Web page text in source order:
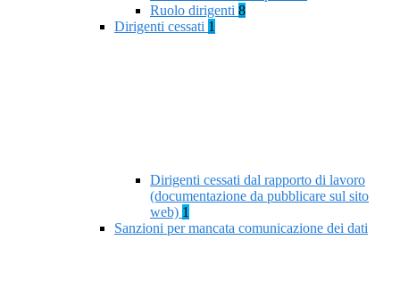
Ruolo dirigenti 8
Dirigenti cessati 1
Dirigenti cessati dal rapporto di lavoro
(documentazione da pubblicare sul sito
web) 1
Sanzioni per mancata comunicazione dei dati